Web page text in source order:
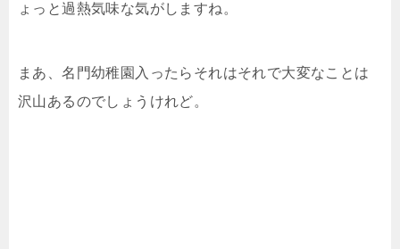
ょっと過熱気味な気がしますね。
まあ、名門幼稚園入ったらそれはそれで大変なことは
沢山あるのでしょうけれど。